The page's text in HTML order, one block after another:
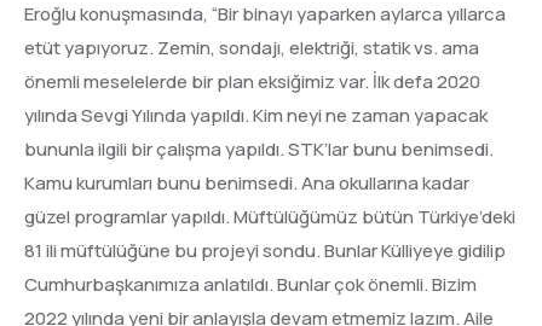
Eroğlu konuşmasında, “Bir binayı yaparken aylarca yıllarca
etüt yapıyoruz. Zemin, sondajı, elektriği, statik vs. ama
önemli meselelerde bir plan eksiğimiz var. İlk defa 2020
yılında Sevgi Yılında yapıldı. Kim neyi ne zaman yapacak
bununla ilgili bir çalışma yapıldı. STK’lar bunu benimsedi.
Kamu kurumları bunu benimsedi. Ana okullarına kadar
güzel programlar yapıldı. Müftülüğümüz bütün Türkiye’deki
81 ili müftülüğüne bu projeyi sondu. Bunlar Külliyeye gidilip
Cumhurbaşkanımıza anlatıldı. Bunlar çok önemli. Bizim
2022 yılında yeni bir anlayışla devam etmemiz lazım. Aile